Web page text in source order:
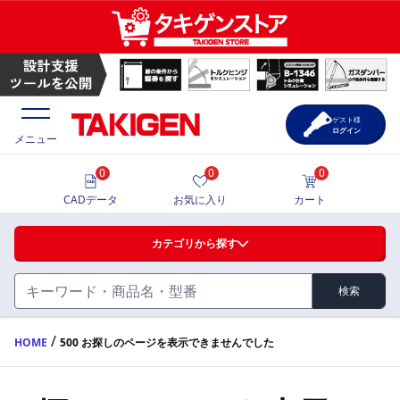
ハンドル・取手・つまみ・周辺機器
FA・A
蝶番・ステー・周辺機器
価格一覧
製品カタログ
メニュー
カテゴリから探す
検索
0
CADデータ
0
お気に入り
0
カート
ゲスト様
ログイン
HOME / 500 お探しのページを表示できませんでした